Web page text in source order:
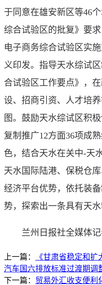
于同意在雄安新区等46
综合试验区的批复》要
电子商务综合试验区实
义印发。指导天水综试
合试验区工作要点》，
设、招商引资、人才培
图。鼓励天水综试区积
复制推广12方面36项成
色，结合天水在关中-天
天水国际陆港、保税仓
经济平台优势，依托装
势，探索出一条具有天
兰州日报社全媒体记
上一篇：
《甘肃省稳定和
汽车国六排放标准过渡期调
下一篇： 贸易外汇收支便利